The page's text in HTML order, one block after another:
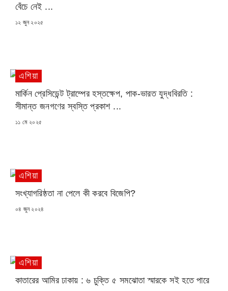
বেঁচে নেই ...
POSTED
১২ জুন ২০২৫
এশিয়া
মার্কিন প্রেসিডেন্ট ট্রাম্পের হস্তক্ষেপ, পাক-ভারত যুদ্ধবিরতি :
সীমান্ত জনগণের স্বস্তি প্রকাশ ...
POSTED
১১ মে ২০২৫
এশিয়া
সংখ্যাগরিষ্ঠতা না পেলে কী করবে বিজেপি?
POSTED
০৪ জুন ২০২৪
এশিয়া
কাতারের আমির ঢাকায় : ৬ চুক্তি ৫ সমঝোতা স্মারকে সই হতে পারে